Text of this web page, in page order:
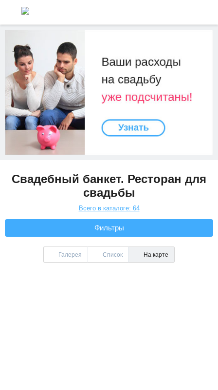
Свадебный банкет. Ресторан для
свадьбы
Всего в каталоге: 64
Фильтры
Галерея Список На карте